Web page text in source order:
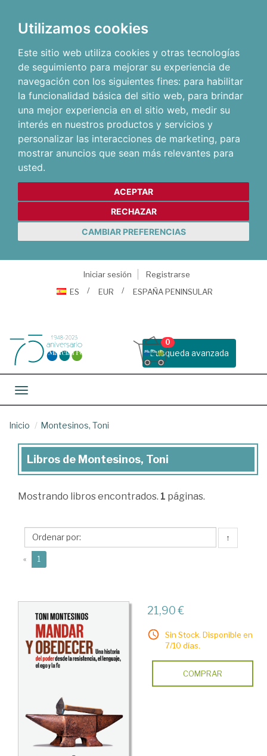
Utilizamos cookies
Este sitio web utiliza cookies y otras tecnologías
de seguimiento para mejorar su experiencia de
navegación con los siguientes fines: para habilitar
la funcionalidad básica del sitio web, para brindar
una mejor experiencia en el sitio web, medir su
interés en nuestros productos y servicios y
personalizar las interacciones de marketing, para
mostrar anuncios que sean más relevantes para
usted.
ACEPTAR
RECHAZAR
CAMBIAR PREFERENCIAS
Iniciar sesión
Registrarse
ES
EUR ESPAÑA PENINSULAR
Busqueda avanzada
0
Toggle navigation
Inicio Montesinos, Toni
Libros
Montesinos,
Libros de Montesinos, Toni
Mostrando libros encontrados. 1 páginas.
↑
« 1
21,90 €
Sin Stock. Disponible en
7/10 días.
COMPRAR